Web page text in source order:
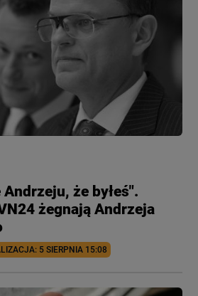
że byłeś".
żegnają Andrzeja
5 SIERPNIA 15:08